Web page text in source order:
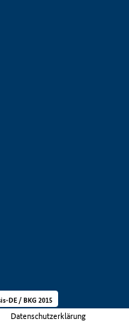
Datenschutzerklärung
DE / BKG 2015